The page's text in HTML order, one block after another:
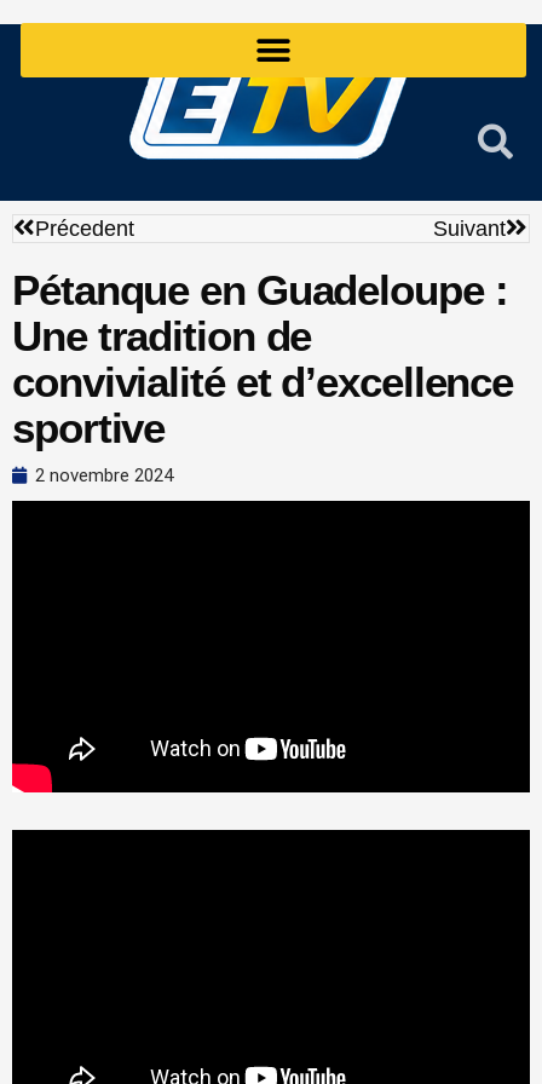
Précédent
Précedent Suivant
Pétanque en Guadeloupe :
Une tradition de
convivialité et d’excellence
sportive
2 novembre 2024